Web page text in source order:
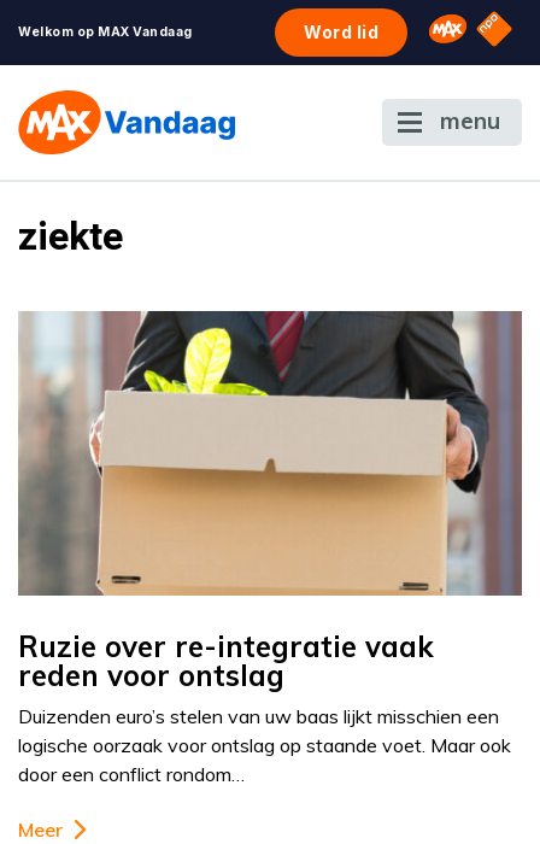
Welkom op MAX Vandaag Word lid Omroep
NPO
menu
ziekte
Ruzie over re-integratie vaak
reden voor ontslag
Duizenden euro’s stelen van uw baas lijkt misschien een
logische oorzaak voor ontslag op staande voet. Maar ook
door een conflict rondom…
Meer